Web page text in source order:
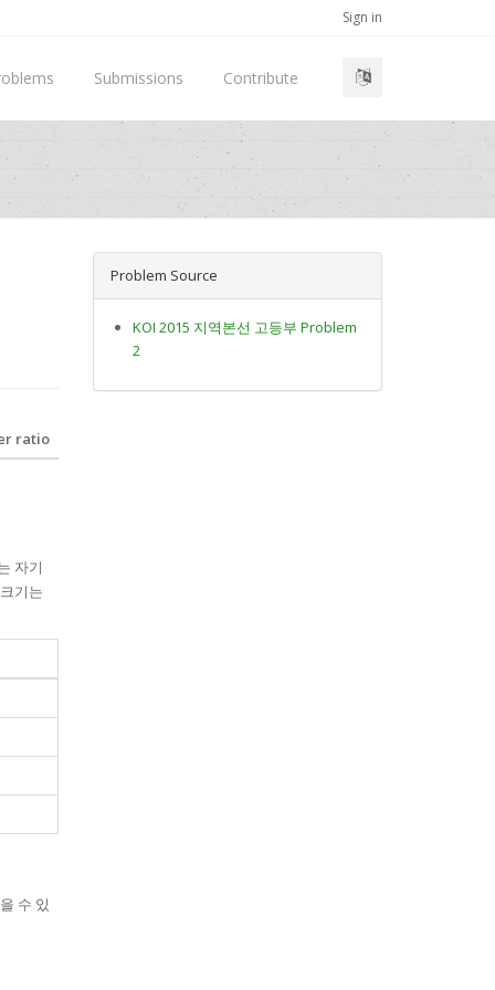
Sign in
Submissions Contribute
ratio
자기
기는
수 있
Problem Source
KOI 2015 지역본선 고등부 Problem
2